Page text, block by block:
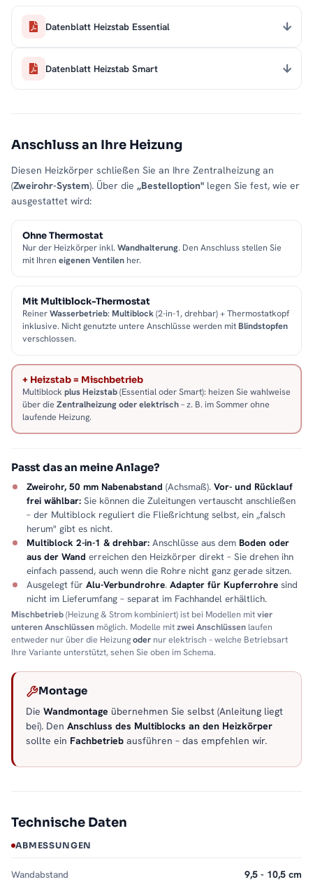
Datenblatt Heizstab Essential
Datenblatt Heizstab Smart
Anschluss an Ihre Heizung
Diesen Heizkörper schließen Sie an Ihre Zentralheizung an
(Zweirohr-System). Über die „Bestelloption" legen Sie fest, wie er
ausgestattet wird:
Ohne Thermostat
Nur der Heizkörper inkl. Wandhalterung. Den Anschluss stellen Sie
mit Ihren eigenen Ventilen her.
Mit Multiblock-Thermostat
ReinerWasserbetrieb: Multiblock(2-in-1, drehbar) + Thermostatkopf
inklusive. Nicht genutzte untere Anschlüsse werden mitBlindstopfen
verschlossen.
+ Heizstab = Mischbetrieb
Multiblock plus Heizstab(Essential oder Smart): heizen Sie wahlweise
über die Zentralheizung oder elektrisch– z. B. im Sommer ohne
laufende Heizung.
Passt das an meine Anlage?
Zweirohr, 50 mm Nabenabstand (Achsmaß). Vor- und Rücklauf
frei wählbar: Sie können die Zuleitungen vertauscht anschließen
– der Multiblock reguliert die Fließrichtung selbst, ein „falsch
herum" gibt es nicht.
Multiblock 2-in-1 & drehbar: Anschlüsse aus dem Boden oder
aus der Wand erreichen den Heizkörper direkt – Sie drehen ihn
einfach passend, auch wenn die Rohre nicht ganz gerade sitzen.
Ausgelegt für Alu-Verbundrohre. Adapter für Kupferrohre sind
nicht im Lieferumfang – separat im Fachhandel erhältlich.
Mischbetrieb(Heizung & Strom kombiniert) ist bei Modellen mitvier
unteren Anschlüssen möglich. Modelle mitzwei Anschlüssen laufen
entweder nur über die Heizungoder nur elektrisch – welche Betriebsart
Ihre Variante unterstützt, sehen Sie oben im Schema.
Montage
Die Wandmontage übernehmen Sie selbst (Anleitung liegt
bei). Den Anschluss des Multiblocks an den Heizkörper
sollte ein Fachbetrieb ausführen – das empfehlen wir.
Technische Daten
ABMESSUNGEN
Wandabstand 9,5 - 10,5 cm